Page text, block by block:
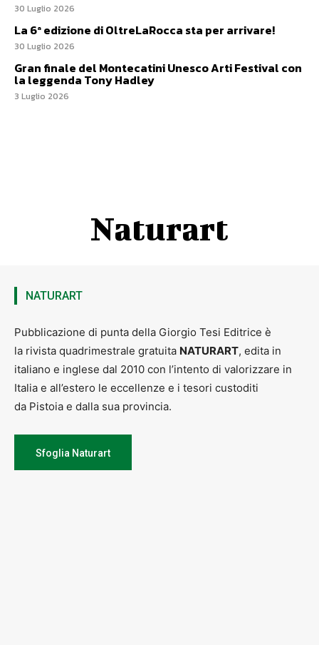
30 Luglio 2026
La 6ª edizione di OltreLaRocca sta per arrivare!
30 Luglio 2026
Gran finale del Montecatini Unesco Arti Festival con
la leggenda Tony Hadley
3 Luglio 2026
Naturart
NATURART
Pubblicazione di punta della Giorgio Tesi Editrice è
la rivista quadrimestrale gratuita NATURART, edita in
italiano e inglese dal 2010 con l’intento di valorizzare in
Italia e all’estero le eccellenze e i tesori custoditi
da Pistoia e dalla sua provincia.
Sfoglia Naturart